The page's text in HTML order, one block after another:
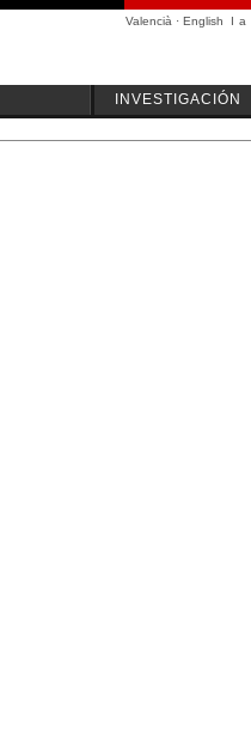
Valencià · English I a
INVESTIGACIÓN